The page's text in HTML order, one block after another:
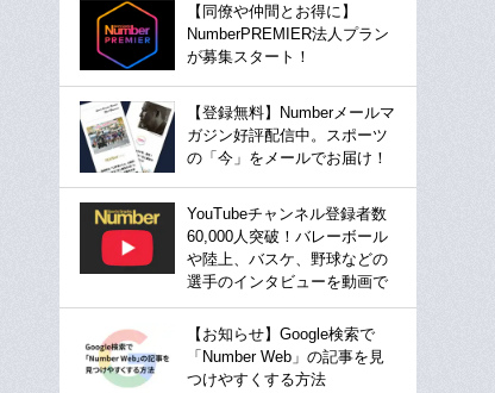
【同僚や仲間とお得に】
NumberPREMIER法人プラン
が募集スタート！
【登録無料】Numberメールマ
ガジン好評配信中。スポーツ
の「今」をメールでお届け！
YouTubeチャンネル登録者数
60,000人突破！バレーボール
や陸上、バスケ、野球などの
選手のインタビューを動画で
【お知らせ】Google検索で
「Number Web」の記事を見
つけやすくする方法